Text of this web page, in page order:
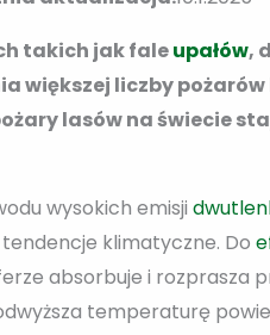
takich jak faleupałów,
większej liczby
lasów na świecie
wysokich emisji
klimatyczne. Do
absorbuje i rozprasza
temperaturę